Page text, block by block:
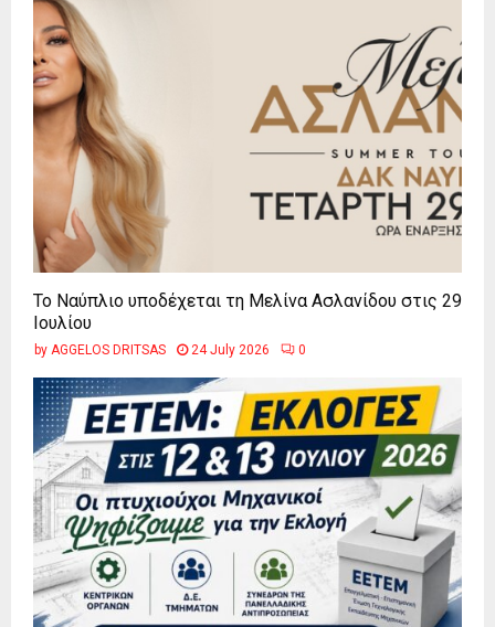
Το Ναύπλιο υποδέχεται τη Μελίνα Ασλανίδου στις 29
Ιουλίου
by AGGELOS DRITSAS 24 July 2026 0